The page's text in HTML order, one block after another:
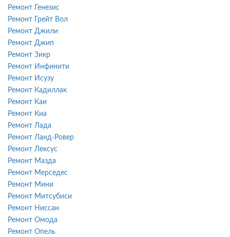
Ремонт Генезис
Ремонт Грейт Вол
Ремонт Джили
Ремонт Джип
Ремонт Зикр
Ремонт Инфинити
Ремонт Исузу
Ремонт Кадиллак
Ремонт Каи
Ремонт Киа
Ремонт Лада
Ремонт Ланд-Ровер
Ремонт Лексус
Ремонт Мазда
Ремонт Мерседес
Ремонт Мини
Ремонт Митсубиси
Ремонт Ниссан
Ремонт Омода
Ремонт Опель